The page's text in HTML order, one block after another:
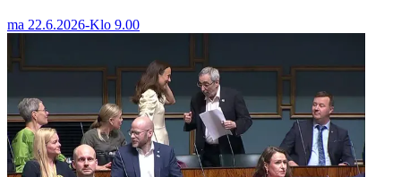
ma 22.6.2026-Klo 9.00